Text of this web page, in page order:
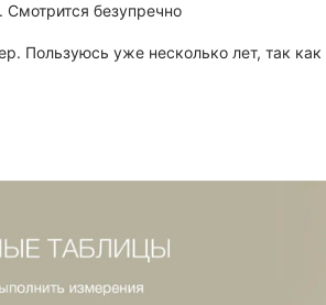
Смотрится безупречно
Пользуюсь уже несколько лет, так